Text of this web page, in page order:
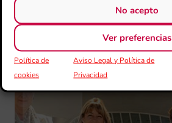
No acepto
Ver preferencias
Política de
cookies
Aviso Legal y Política de
Privacidad